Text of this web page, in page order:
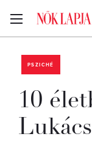
PSZICHÉ
10